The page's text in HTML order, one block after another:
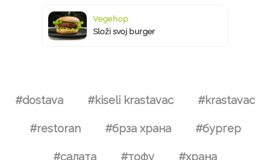
Vegehop
Složi svoj burger
#dostava #kiseli krastavac #krastavac
#restoran #брза храна #бургер
#салата #тофу #храна